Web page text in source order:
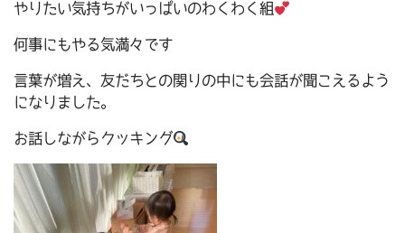
やりたい気持ちがいっぱいのわくわく組
何事にもやる気満々です
言葉が増え、友だちとの関りの中にも会話が聞こえるよう
になりました。
お話しながらクッキング